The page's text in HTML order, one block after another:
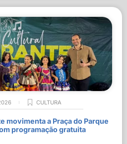
CULTURA
movimenta a Praça do Parque
programação gratuita